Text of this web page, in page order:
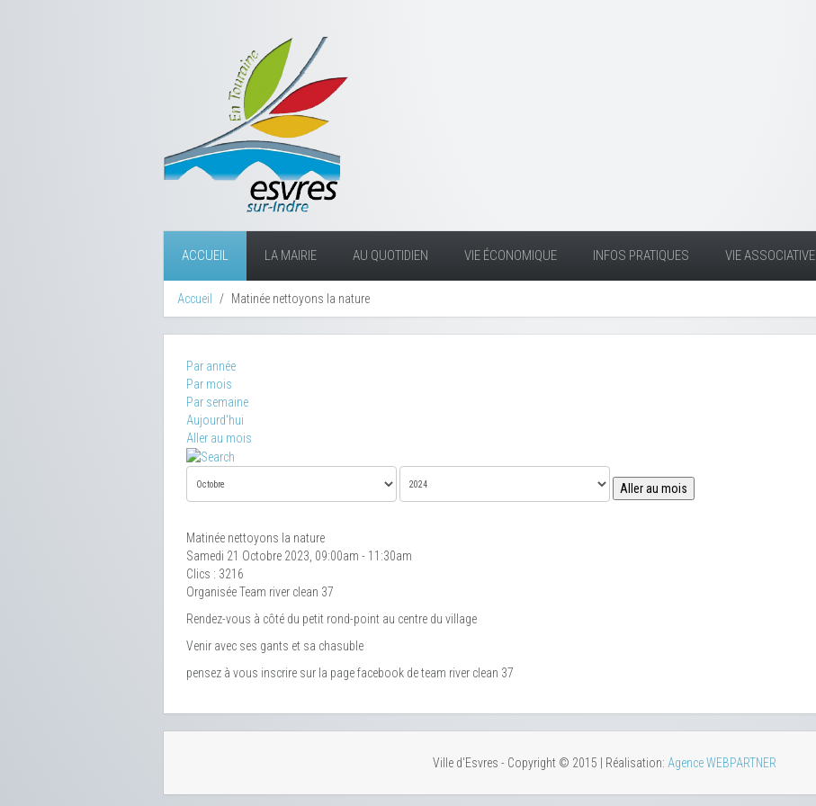
ACCUEIL LA MAIRIE AU QUOTIDIEN VIE ÉCONOMIQUE INFOS PRATIQUES VIE ASSOCIATIVE
Accueil Matinée nettoyons la nature
Par année
Par mois
Par semaine
Aujourd'hui
Aller au mois
Aller au mois
Matinée nettoyons la nature
Samedi 21 Octobre 2023, 09:00am - 11:30am
Clics : 3216
Organisée Team river clean 37
Rendez-vous à côté du petit rond-point au centre du village
Venir avec ses gants et sa chasuble
pensez à vous inscrire sur la page facebook de team river clean 37
Ville d'Esvres - Copyright © 2015 | Réalisation: Agence WEBPARTNER